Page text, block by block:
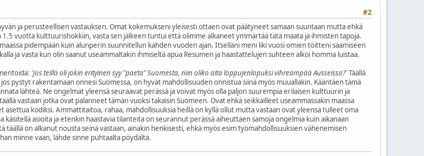
#2
ja perusteellisen vastauksen. Omat kokemukseni yleisesti ottaen ovat päätyneet samaan suuntaan mutta ehkä
vuotta kulttuurishokkiin, vasta sen jälkeen tuntui että olimme alkaneet ymmärtää tätä maata ja ihmisten tapoja.
pidempään kuin alunperin suunnitellun kahden vuoden ajan. Itselläni meni liki vuosi omien töitteni saamiseen
ja vasta kun olin saanut useammaltakin ihmiseltä apua Resumen ja haastattelujen suhteen alkoi homma luistaa.
'Jos teillä oli jokin erityinen syy "paeta" Suomesta, niin oliko aita loppujenlopuksi vihreämpää Ausseissa?'Täällä
pystyt rakentamaan onnesi Suomessa, on hyvät mahdollisuuden onnistua siinä myös muuallakin. Kääntäen tämä
lähteä. Ne ongelmat yleensä seuraavat perässä ja voivat myös olla paljon suurempia erilaisen kulttuurin ja
vastaan jotka ovat palanneet tämän vuoksi takaisin Suomeen. Ovat ehkä seikkailleet useammassakin maassa
asettua kodiksi. Ammattitaitoa, rahaa, mahdollisuuksia heillä on kyllä ollut mutta vastaan ovat yleensä tulleet oma
käsitellä asioita ja etenkin haastavia tilanteita on seurannut perässä aiheuttaen samoja ongelmia kuin aikanaan
täällä on alkanut nousta seinä vastaan, ainakin henkisesti, ehkä myös esim työmahdollisuuksien vähenemisen
minne vaan, lähde sinne puhtaalta pöydältä.